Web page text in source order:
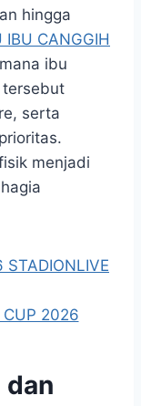
hingga
IBU CANGGIH
ibu
tersebut
serta
menjadi